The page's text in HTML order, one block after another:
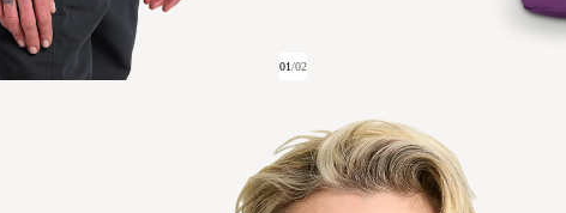
01/02